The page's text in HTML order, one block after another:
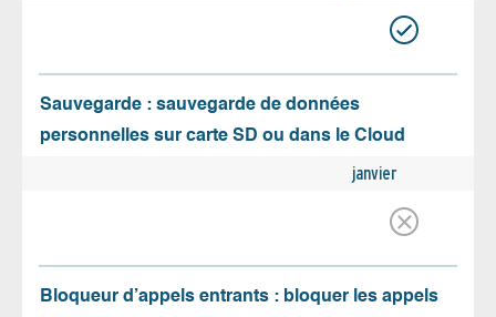
Sauvegarde : sauvegarde de données
personnelles sur carte SD ou dans le Cloud
janvier
Bloqueur d’appels entrants : bloquer les appels